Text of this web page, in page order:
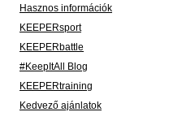
Hasznos információk
KEEPERsport
KEEPERbattle
#KeepItAll Blog
KEEPERtraining
Kedvező ajánlatok